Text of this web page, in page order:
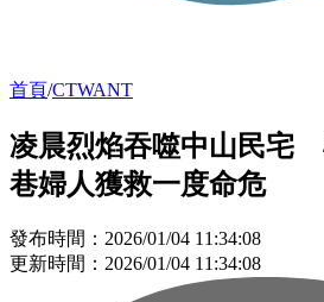
首頁/CTWANT
凌晨烈焰吞噬中山民宅
巷婦人獲救一度命危
發布時間：2026/01/04 11:34:08
更新時間：2026/01/04 11:34:08